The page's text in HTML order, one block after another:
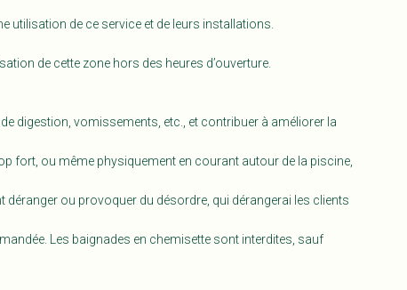
utilisation de ce service et de leurs installations.
de cette zone hors des heures d’ouverture.
digestion, vomissements, etc., et contribuer à améliorer la
fort, ou même physiquement en courant autour de la piscine,
déranger ou provoquer du désordre, qui dérangerai les clients
Les baignades en chemisette sont interdites, sauf